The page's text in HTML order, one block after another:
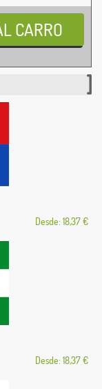
Desde: 18,37 €
Desde: 18,37 €